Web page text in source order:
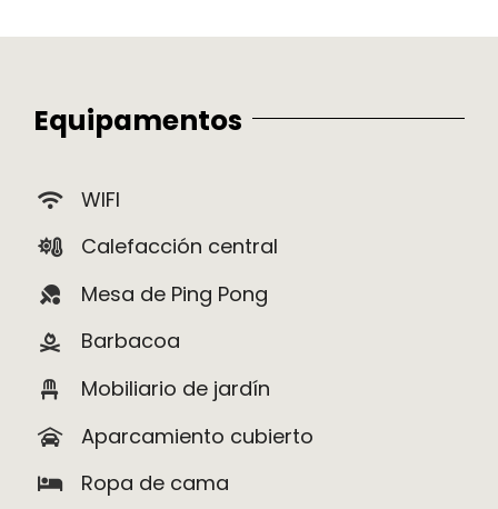
Equipamentos
WIFI
Calefacción central
Mesa de Ping Pong
Barbacoa
Mobiliario de jardín
Aparcamiento cubierto
Ropa de cama